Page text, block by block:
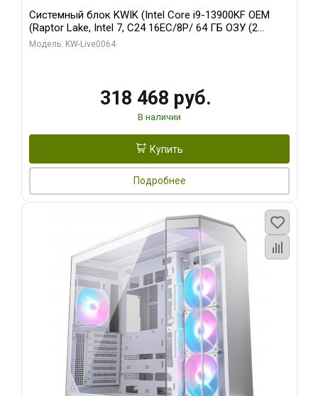
Системный блок KWIK (Intel Core i9-13900KF OEM
(Raptor Lake, Intel 7, C24 16EC/8P/ 64 ГБ ОЗУ (2
модуля)/ ASUS RTX5080 PROART OC 16GB GDDR7
Модель: KW-Live0064
318 468 руб.
В наличии
Купить
Подробнее